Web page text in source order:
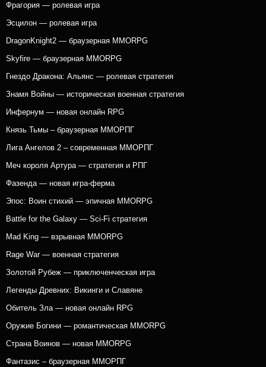
Фрагория — ролевая игра
Эсцилон — ролевая игра
DragonKnight2 — браузерная MMORPG
Skyfire — браузерная MMORPG
Гнездо Дракона: Альянс — ролевая стратегия
Знамя Войны — историческая военная стратегия
Инфернум — новая онлайн RPG
Князь Тьмы – браузерная ММОРПГ
Лига Ангелов 2 – современная ММОРПГ
Меч короля Артура — стратегия и РПГ
Фазенда — новая игра-ферма
Эпос: Воин стихий — эпичная MMORPG
Battle for the Galaxy — Sci-Fi стратегия
Mad King — взрывная MMORPG
Rage War — военная стратегия
Золотой Рубеж — приключенческая игра
Легенды Древних: Викинги и Славяне
Обитель Зла — новая онлайн RPG
Оружие Богини — романтическая MMORPG
Страна Воинов — новая MMORPG
Фантазис – браузерная ММОРПГ